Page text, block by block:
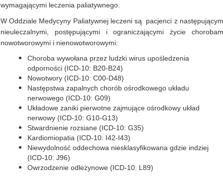
wymagającymi leczenia paliatywnego.
W Oddziale Medycyny Paliatywnej leczeni są pacjenci z
nieuleczalnymi, postępującymi i ograniczającymi życie
nowotworowymi i nienowotworowymi:
Choroba wywołana przez ludzki wirus upośledzenia
odporności (ICD-10: B20-B24)
Nowotwory (ICD-10: C00-D48)
Następstwa zapalnych chorób ośrodkowego układu
nerwowego (ICD-10: G09)
Układowe zaniki pierwotne zajmujące ośrodkowy układ
nerwowy (ICD-10: G10-G13)
Stwardnienie rozsiane (ICD-10: G35)
Kardiomiopatia (ICD-10: I42-I43)
Niewydolność oddechowa niesklasyfikowana gdzie indziej
(ICD-10: J96)
Owrzodzenie odleżynowe (ICD-10: L89)